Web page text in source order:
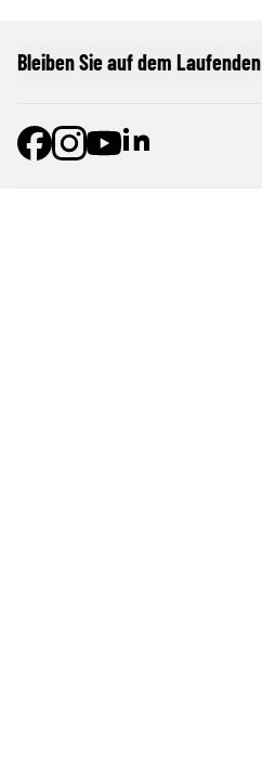
Bleiben Sie auf dem Laufenden